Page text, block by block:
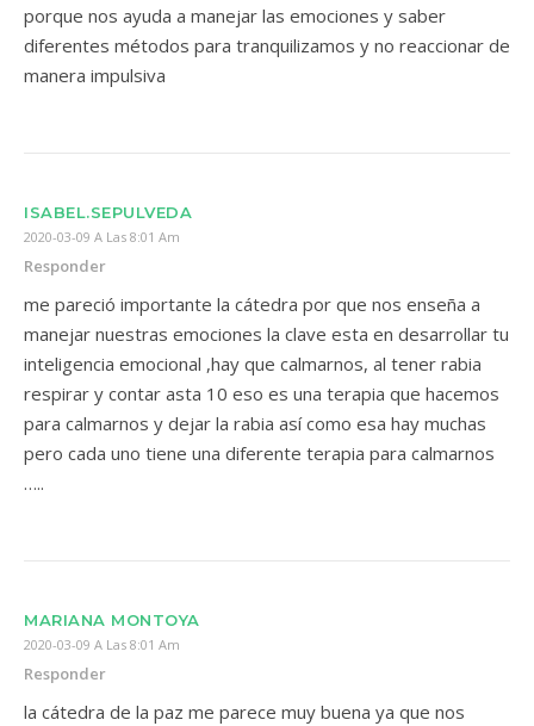
porque nos ayuda a manejar las emociones y saber
diferentes métodos para tranquilizamos y no reaccionar de
manera impulsiva
ISABEL.SEPULVEDA
2020-03-09 A Las 8:01 Am
Responder
me pareció importante la cátedra por que nos enseña a
manejar nuestras emociones la clave esta en desarrollar tu
inteligencia emocional ,hay que calmarnos, al tener rabia
respirar y contar asta 10 eso es una terapia que hacemos
para calmarnos y dejar la rabia así como esa hay muchas
pero cada uno tiene una diferente terapia para calmarnos
…..
MARIANA MONTOYA
2020-03-09 A Las 8:01 Am
Responder
la cátedra de la paz me parece muy buena ya que nos